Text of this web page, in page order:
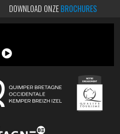
DOWNLOAD ONZEBROCHURES